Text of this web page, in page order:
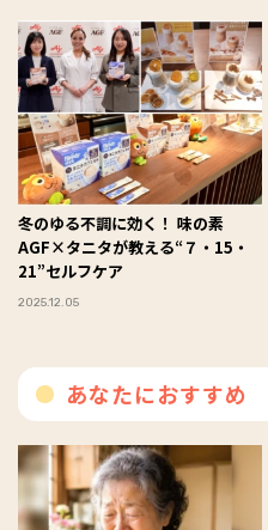
冬のゆる不調に効く！ 味の素
AGF×タニタが教える“７・15・
21”セルフケア
2025.12.05
あなたにおすすめ